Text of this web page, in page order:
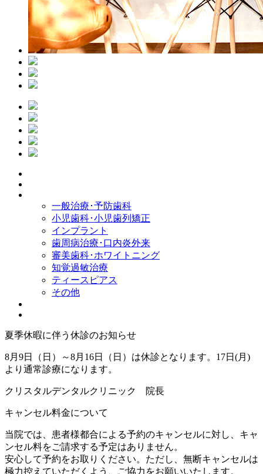
一般治療･予防歯科
小児歯科･小児歯列矯正
インプラント
歯周病治療･口内炎外来
審美歯科･ホワイトニング
知覚過敏治療
ティースピアス
その他
夏季休暇に伴う休診のお知らせ
8月9日（日）～8月16日（日）は休診となります。17日(月)
より通常診療になります。
クリスタルデンタルクリニック 院長
キャンセル料金について
当院では、患者様都合による予約のキャンセルに対し、キャ
ンセル料をご請求する予定はありません。
安心して予約をお取りください。ただし、無断キャンセルは
極力控えていただくよう、ご協力をお願いいたします。